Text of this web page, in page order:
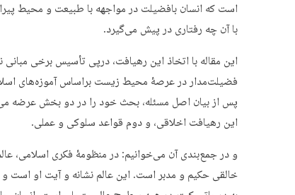
است که انسان بافضیلت در مواجهه با طبیعت و محیط
با آن چه رفتاری در پیش می‌گیرد.
این مقاله با اتخاذ این رهیافت، درپی تأسیس برخی
فضیلت‌مدار در عرصۀ محیط زیست براساس آموزه‌های
پس از بیان اصل مسئله، بحث خود را در دو بخش عرضه
این رهیافت اخلاقی، و دوم قواعد سلوکی و عملی.
و در جمع‌بندی آن می‌خوانیم: در منظومۀ فکری اسلامی،
خالقی حکیم و مدبر است. این عالم نشانه و آیت او است و